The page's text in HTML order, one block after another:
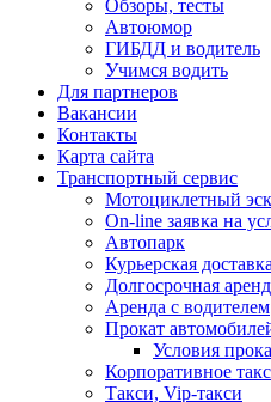
Обзоры, тесты
Автоюмор
ГИБДД и водитель
Учимся водить
Для партнеров
Вакансии
Контакты
Карта сайта
Транспортный сервис
Мотоциклетный
On-line заявка на
Автопарк
Курьерская доставка
Долгосрочная
Аренда с водителем
Прокат
Условия
Корпоративное
Такси, Vip-такси